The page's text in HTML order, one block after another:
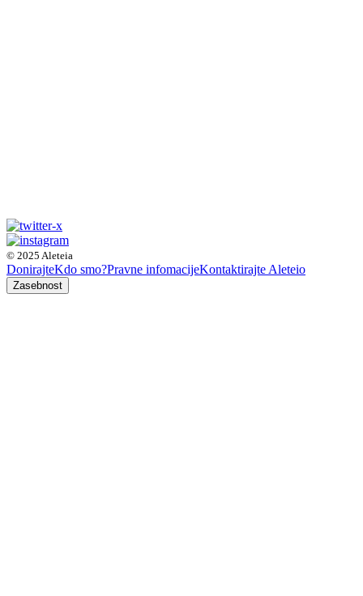
© 2025 Aleteia
DonirajteKdo smo?Pravne infomacijeKontaktirajte Aleteio
Zasebnost